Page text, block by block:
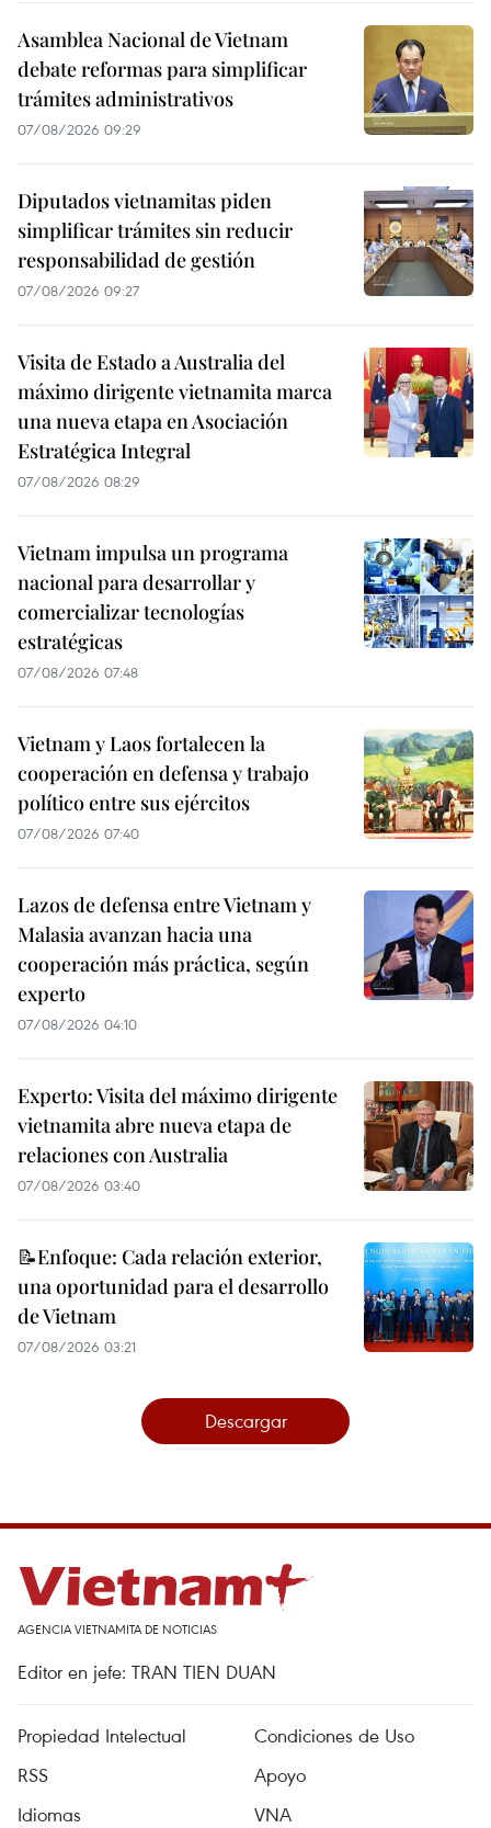
Asamblea Nacional de Vietnam
debate reformas para simplificar
trámites administrativos
07/08/2026 09:29
Diputados vietnamitas piden
simplificar trámites sin reducir
responsabilidad de gestión
07/08/2026 09:27
Visita de Estado a Australia del
máximo dirigente vietnamita marca
una nueva etapa en Asociación
Estratégica Integral
07/08/2026 08:29
Vietnam impulsa un programa
nacional para desarrollar y
comercializar tecnologías
estratégicas
07/08/2026 07:48
Vietnam y Laos fortalecen la
cooperación en defensa y trabajo
político entre sus ejércitos
07/08/2026 07:40
Lazos de defensa entre Vietnam y
Malasia avanzan hacia una
cooperación más práctica, según
experto
07/08/2026 04:10
Experto: Visita del máximo dirigente
vietnamita abre nueva etapa de
relaciones con Australia
07/08/2026 03:40
📝Enfoque: Cada relación exterior,
una oportunidad para el desarrollo
de Vietnam
07/08/2026 03:21
Descargar
AGENCIA VIETNAMITA DE NOTICIAS
Editor en jefe: TRAN TIEN DUAN
Propiedad Intelectual
Condiciones de Uso
RSS
Apoyo
Idiomas
VNA